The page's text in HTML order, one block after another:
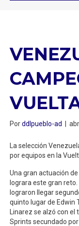
Porddlpueblo-ad |
La selección
por equipos en la
Una gran actuación
lograra este gran reto.
lograron llegar
quinto lugar de Edwin
Linarez se alzó con el
Sprints secundado